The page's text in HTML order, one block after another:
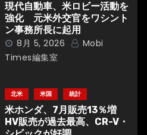
現代自動車、米ロビー活動を
強化 元米外交官をワシント
ン事務所長に起用
8月 5, 2026
Mobi
Times編集室
北米 米国 統計
米ホンダ、7月販売13％増
HV販売が過去最高、CR-V・